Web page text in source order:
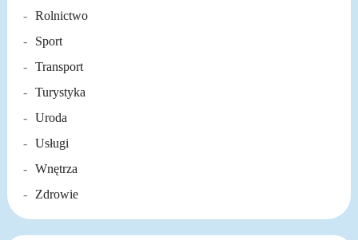
Rolnictwo
Sport
Transport
Turystyka
Uroda
Usługi
Wnętrza
Zdrowie